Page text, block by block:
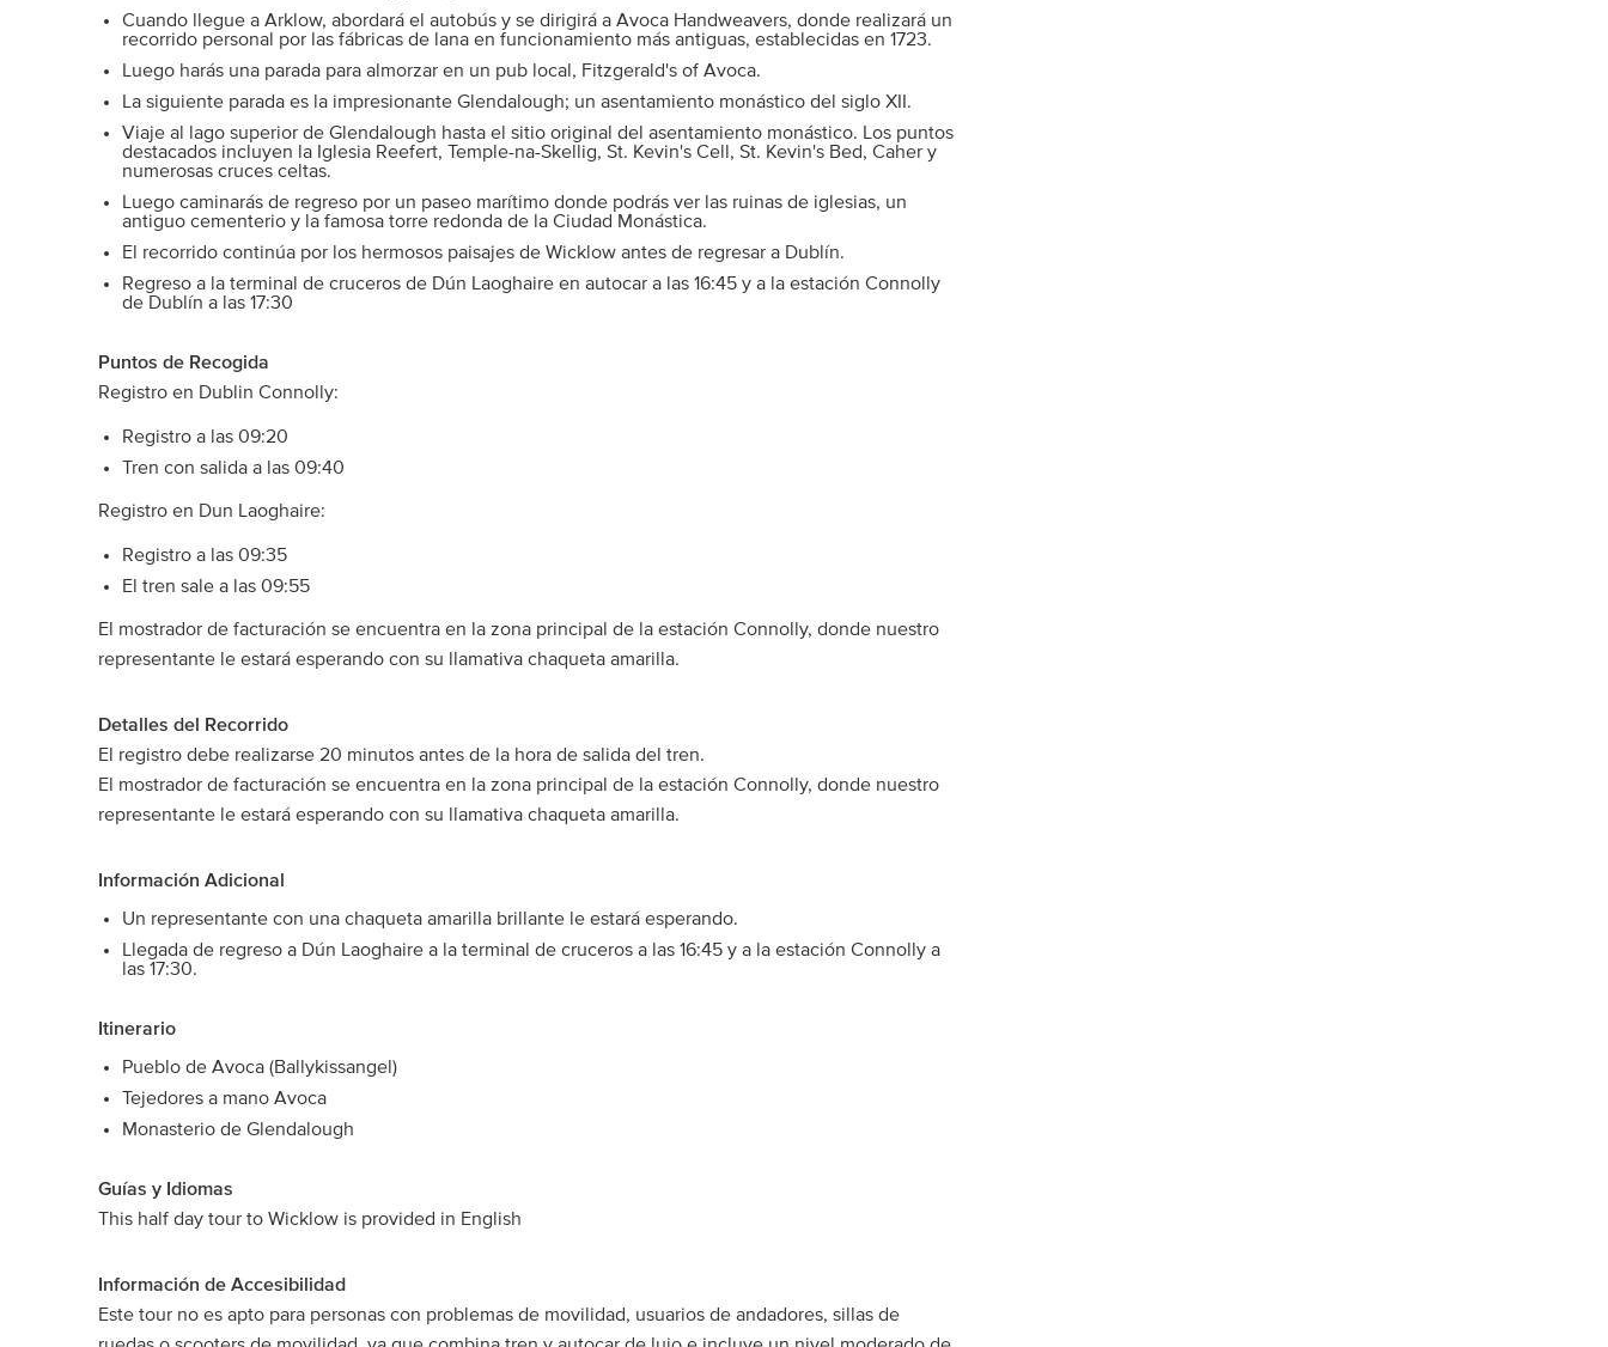
Cuando llegue a Arklow, abordará el autobús y se dirigirá a Avoca Handweavers, donde realizará un
recorrido personal por las fábricas de lana en funcionamiento más antiguas, establecidas en 1723.
Luego harás una parada para almorzar en un pub local, Fitzgerald's of Avoca.
La siguiente parada es la impresionante Glendalough; un asentamiento monástico del siglo XII.
Viaje al lago superior de Glendalough hasta el sitio original del asentamiento monástico. Los puntos
destacados incluyen la Iglesia Reefert, Temple-na-Skellig, St. Kevin's Cell, St. Kevin's Bed, Caher y
numerosas cruces celtas.
Luego caminarás de regreso por un paseo marítimo donde podrás ver las ruinas de iglesias, un
antiguo cementerio y la famosa torre redonda de la Ciudad Monástica.
El recorrido continúa por los hermosos paisajes de Wicklow antes de regresar a Dublín.
Regreso a la terminal de cruceros de Dún Laoghaire en autocar a las 16:45 y a la estación Connolly
de Dublín a las 17:30
Puntos de Recogida
Registro en Dublin Connolly:
Registro a las 09:20
Tren con salida a las 09:40
Registro en Dun Laoghaire:
Registro a las 09:35
El tren sale a las 09:55
El mostrador de facturación se encuentra en la zona principal de la estación Connolly, donde nuestro
representante le estará esperando con su llamativa chaqueta amarilla.
Detalles del Recorrido
El registro debe realizarse 20 minutos antes de la hora de salida del tren.
El mostrador de facturación se encuentra en la zona principal de la estación Connolly, donde nuestro
representante le estará esperando con su llamativa chaqueta amarilla.
Información Adicional
Un representante con una chaqueta amarilla brillante le estará esperando.
Llegada de regreso a Dún Laoghaire a la terminal de cruceros a las 16:45 y a la estación Connolly a
las 17:30.
Itinerario
Pueblo de Avoca (Ballykissangel)
Tejedores a mano Avoca
Monasterio de Glendalough
Guías y Idiomas
This half day tour to Wicklow is provided in English
Información de Accesibilidad
Este tour no es apto para personas con problemas de movilidad, usuarios de andadores, sillas de